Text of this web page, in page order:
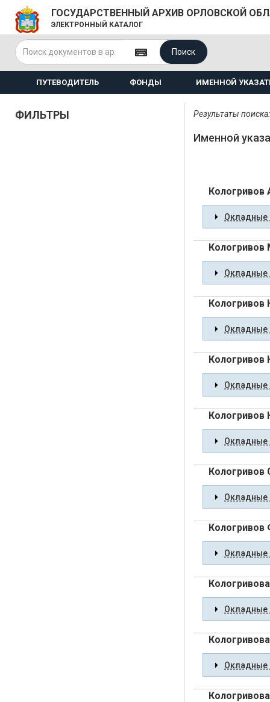
ГОСУДАРСТВЕННЫЙ АРХИВ ОРЛОВСКОЙ
ЭЛЕКТРОННЫЙ КАТАЛОГ
Поиск
ПУТЕВОДИТЕЛЬ ФОНДЫ ИМЕННОЙ
ФИЛЬТРЫ Результаты
Именной
Кологривов
Окладные
Кологривов
Окладные
Кологривов
Окладные
Кологривов
Окладные
Кологривов
Окладные
Кологривов
Окладные
Кологривов
Окладные
Окладные
Окладные